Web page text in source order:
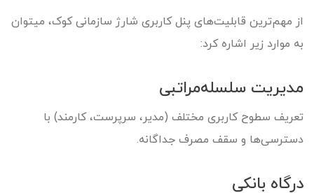
از مهم‌ترین قابلیت‌های پنل کاربری شارژ سازمانی کوک، میتوان
به موارد زیر اشاره کرد:
مدیریت سلسله‌مراتبی
تعریف سطوح کاربری مختلف (مدیر، سرپرست، کارمند) با
دسترسی‌ها و سقف مصرف جداگانه.
درگاه بانکی